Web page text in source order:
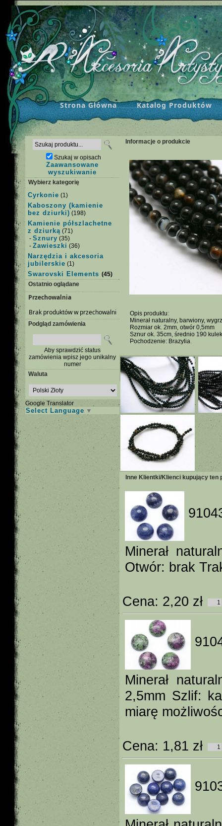
Strona Główna Katalog Produktów
Szukaj w opisach
Zaawansowane
wyszukiwanie
Wybierz kategorię
Cyrkonie (1)
Kaboszony (kamienie
bez dziurki) (198)
Kamienie półszlachetne
z dziurką (71)
- Sznury (35)
- Zawieszki (36)
Narzędzia i akcesoria
jubilerskie (1)
Swarovski Elements (45)
Ostatnio oglądane
Przechowalnia
Brak produktów w przechowalni
Podgląd zamówienia
Aby sprawdzić status
zamówienia wpisz jego unikalny
numer
Waluta
Google Translator
Select Language ▼
Informacje o produkcie
Opis produktu:
Minerał naturalny, barwiony,
Rozmiar ok. 2mm, otwór 0,5mm
Sznur ok. 35cm, średnio 190
Pochodzenie: Brazylia.
Inne Klientki/Klienci kupujący ten
Minerał
Otwór: brak
Cena: 2,20 zł
Minerał
2,5mm Szlif:
miarę
Cena: 1,81 zł